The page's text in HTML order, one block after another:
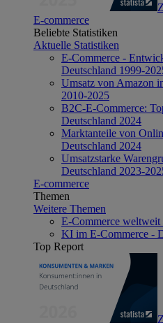
E-commerce
Beliebte Statistiken
Aktuelle Statistiken
E-Commerce -
Deutschland 1999-
Umsatz von Amazon
2010-2025
B2C-E-Commerce:
Deutschland 2024
Marktanteile von
Deutschland 2024
Umsatzstarke
Deutschland 2023-
E-commerce
Themen
Weitere Themen
E-Commerce
KI im E-Commerce -
Top Report